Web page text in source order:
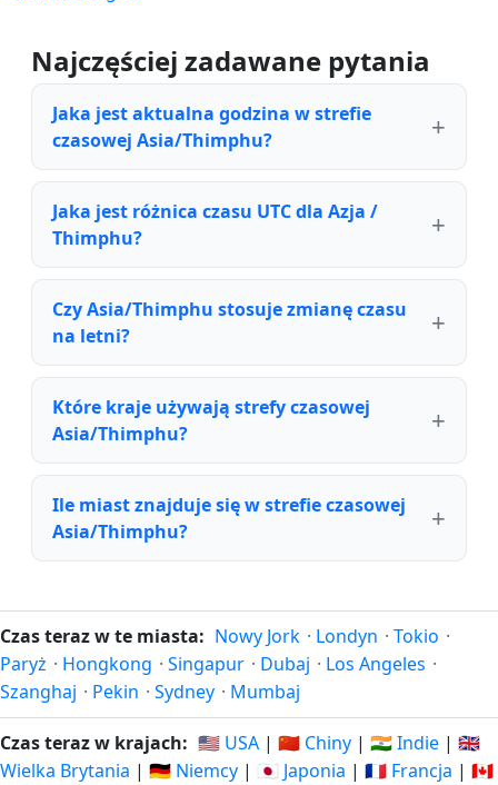
Najczęściej zadawane pytania
Jaka jest aktualna godzina w strefie
czasowej Asia/Thimphu?
Jaka jest różnica czasu UTC dla Azja /
Thimphu?
Czy Asia/Thimphu stosuje zmianę czasu
na letni?
Które kraje używają strefy czasowej
Asia/Thimphu?
Ile miast znajduje się w strefie czasowej
Asia/Thimphu?
Czas teraz w te miasta: Nowy Jork · Londyn · Tokio ·
Paryż · Hongkong · Singapur · Dubaj · Los Angeles ·
Szanghaj · Pekin · Sydney · Mumbaj
Czas teraz w krajach: 🇺🇸 USA | 🇨🇳 Chiny | 🇮🇳 Indie | 🇬🇧
Wielka Brytania | 🇩🇪 Niemcy | 🇯🇵 Japonia | 🇫🇷 Francja | 🇨🇦